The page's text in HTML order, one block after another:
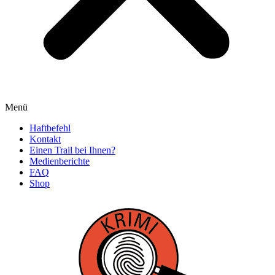
Menü
Haftbefehl
Kontakt
Einen Trail bei Ihnen?
Medienberichte
FAQ
Shop